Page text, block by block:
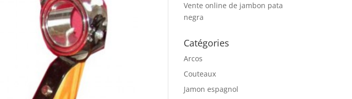
Vente online de jambon pata
negra
Catégories
Arcos
Couteaux
Jamon espagnol